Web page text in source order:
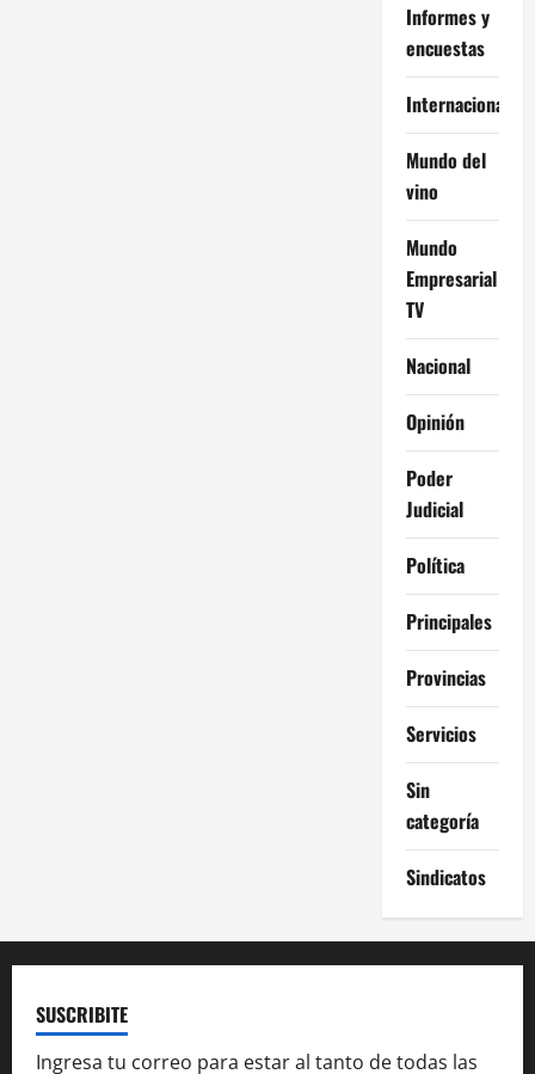
Informes y
encuestas
Internacional
Mundo del
vino
Mundo
Empresarial
TV
Nacional
Opinión
Poder
Judicial
Política
Principales
Provincias
Servicios
Sin
categoría
Sindicatos
SUSCRIBITE
Ingresa tu correo para estar al tanto de todas las